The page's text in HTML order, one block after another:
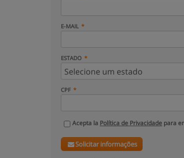
E-MAIL
ESTADO
CPF
Acepta la Política de Privacidade para
Solicitar informações